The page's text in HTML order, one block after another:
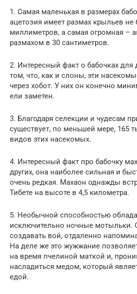
1. Самая маленькая в размерах
ацетозия имеет размах крыльев не
миллиметров, а самая огромная –
размахом в 30 сантиметров.
2. Интересный факт о бабочках для
том, что, как и слоны, эти
через хобот. У них он конечно
ели заметен.
3. Благодаря селекции и чудесам
существует, по меньшей мере, 165
видов этих насекомых.
4. Интересный факт про бабочку
других, она наиболее сильная и
очень редкая. Махаон однажды
Тибете на высоте в 4,5 километра.
5. Необычной способностью
исключительно ночные мотыльки.
создавать вой, отдаленно
На деле же это жужжание
на время пчелиной маткой и,
насладиться медом, который
едой.